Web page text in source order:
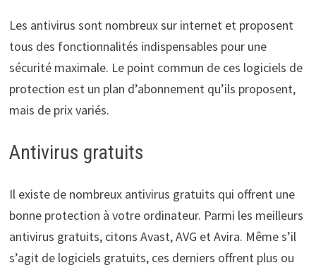
Les antivirus sont nombreux sur internet et proposent
tous des fonctionnalités indispensables pour une
sécurité maximale. Le point commun de ces logiciels de
protection est un plan d’abonnement qu’ils proposent,
mais de prix variés.
Antivirus gratuits
Il existe de nombreux antivirus gratuits qui offrent une
bonne protection à votre ordinateur. Parmi les meilleurs
antivirus gratuits, citons Avast, AVG et Avira. Même s’il
s’agit de logiciels gratuits, ces derniers offrent plus ou